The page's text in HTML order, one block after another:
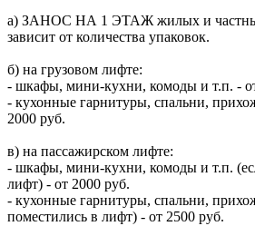
а) ЗАНОС НА 1 ЭТАЖ жилых и
зависит от количества упаковок.
б) на грузовом лифте:
- шкафы, мини-кухни, комоды и т.п. -
- кухонные гарнитуры, спальни,
2000 руб.
в) на пассажирском лифте:
- шкафы, мини-кухни, комоды и т.п.
лифт) - от 2000 руб.
- кухонные гарнитуры, спальни,
поместились в лифт) - от 2500 руб.